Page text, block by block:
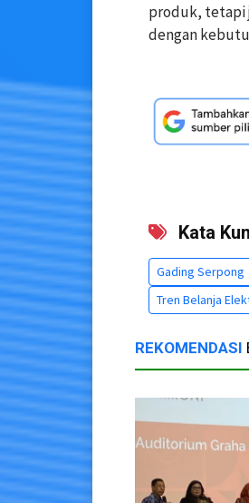
produk, tetapi
dengan
Kata
Gading Serpong
Tren Belanja
REKOMENDASI